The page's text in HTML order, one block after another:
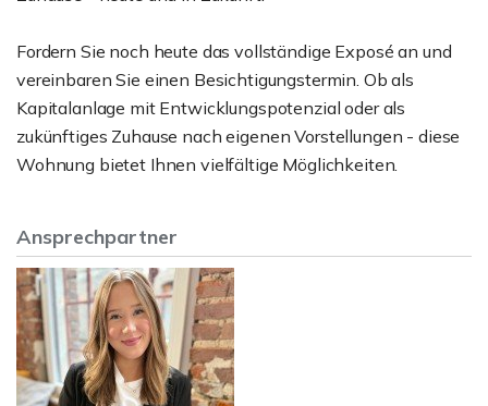
Fordern Sie noch heute das vollständige Exposé an und
vereinbaren Sie einen Besichtigungstermin. Ob als
Kapitalanlage mit Entwicklungspotenzial oder als
zukünftiges Zuhause nach eigenen Vorstellungen - diese
Wohnung bietet Ihnen vielfältige Möglichkeiten.
Ansprechpartner